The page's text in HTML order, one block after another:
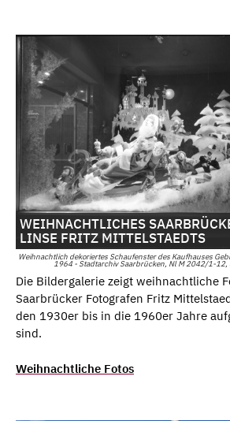
Weihnachtlich dekoriertes Schaufenster des Kaufhauses
1964 - Stadtarchiv Saarbrücken, Nl M 2042/1-12,
WEIHNACHTLICHES
LINSE FRITZ MITTELSTAEDTS
Die Bildergalerie zeigt weihnachtliche
Saarbrücker Fotografen Fritz
den 1930er bis in die 1960er Jahre
sind.
Weihnachtliche Fotos